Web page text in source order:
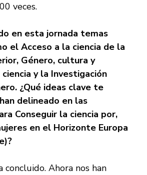
veces.
en esta jornada temas
el Acceso a la ciencia de la
Género, cultura y
y la Investigación
¿Qué ideas clave te
delineado en las
Conseguir la ciencia por,
en el Horizonte Europa
concluido. Ahora nos han